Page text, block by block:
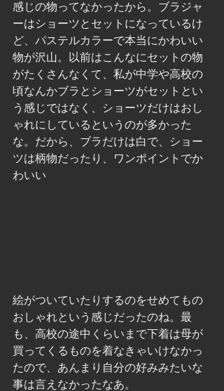
感じの物ってなかったから。ブラジャ
ーはショーツとセットになっているけ
ど、パステルカラーで本当にかわいい
物が沢山。以前はこんなにセットの物
がたくさんなくて、私が中学や高校の
頃なんかブラとショーツがセットとい
う感じではなく、ショーツだけはおし
ゃれにしているというのが多かった
な。だから、ブラだけは白で、ショー
ツは柄物だったり、ワンポイントでか
わいい
絵がついていたりするのをせめてもの
おしゃれという感じだったのね。最
も、高校の途中くらいまで下着は母が
買ってくるものを着なきゃいけなかっ
たので、あんまり自分の好みみたいな
事は言えなかったなあ。